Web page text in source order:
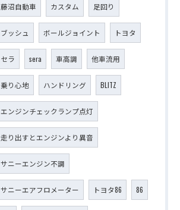
藤沼自動車 カスタム 足回り
ブッシュ ボールジョイント トヨタ
セラ sera 車高調 他車流用
乗り心地 ハンドリング BLITZ
エンジンチェックランプ点灯
走り出すとエンジンより異音
サニーエンジン不調
サニーエアフロメーター トヨタ86 86